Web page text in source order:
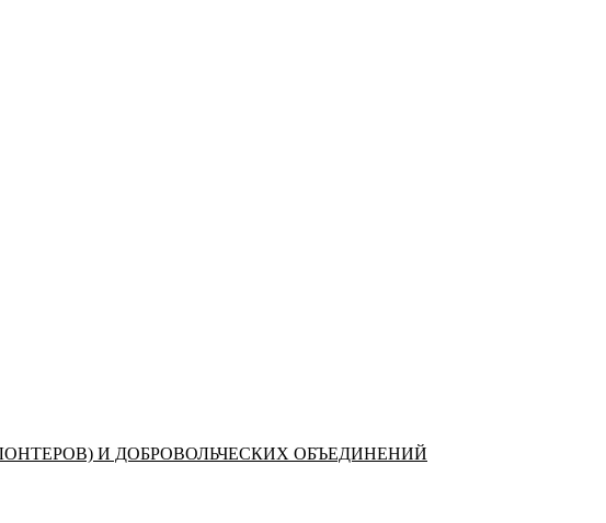
И ДОБРОВОЛЬЧЕСКИХ ОБЪЕДИНЕНИЙ